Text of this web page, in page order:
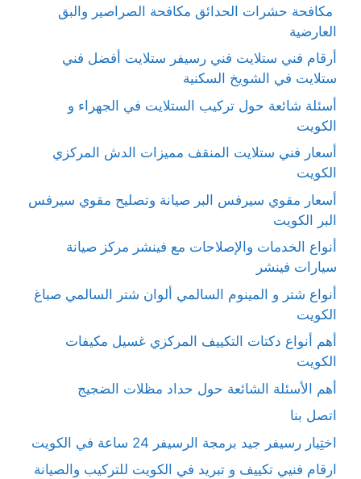
مكافحة حشرات الحدائق مكافحة الصراصير والبق
العارضية
أرقام فني ستلايت فني رسيفر ستلايت أفضل فني
ستلايت في الشويخ السكنية
أسئلة شائعة حول تركيب الستلايت في الجهراء و
الكويت
أسعار فني ستلايت المنقف مميزات الدش المركزي
الكويت
أسعار مقوي سيرفس البر صيانة وتصليح مقوي سيرفس
البر الكويت
أنواع الخدمات والإصلاحات مع فينشر مركز صيانة
سيارات فينشر
أنواع شتر و المينوم السالمي ألوان شتر السالمي صباغ
الكويت
أهم أنواع دكتات التكييف المركزي غسيل مكيفات
الكويت
أهم الأسئلة الشائعة حول حداد مظلات الضجيج
اتصل بنا
اختِيار رسيفر جيد برمجة الرسيفر 24 ساعة في الكويت
ارقام فنيي تكييف و تبريد في الكويت للتركيب والصيانة